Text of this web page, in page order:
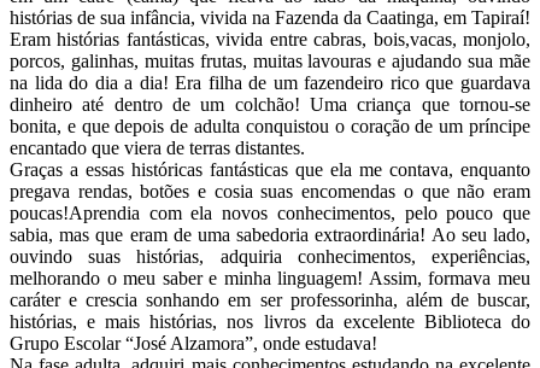
histórias de sua infância, vivida na Fazenda da Caatinga, em Tapiraí!
Eram histórias fantásticas, vivida entre cabras, bois,vacas, monjolo,
porcos, galinhas, muitas frutas, muitas lavouras e ajudando sua mãe
na lida do dia a dia! Era filha de um fazendeiro rico que guardava
dinheiro até dentro de um colchão! Uma criança que tornou-se
bonita, e que depois de adulta conquistou o coração de um príncipe
encantado que viera de terras distantes.
Graças a essas históricas fantásticas que ela me contava, enquanto
pregava rendas, botões e cosia suas encomendas o que não eram
poucas!Aprendia com ela novos conhecimentos, pelo pouco que
sabia, mas que eram de uma sabedoria extraordinária! Ao seu lado,
ouvindo suas histórias, adquiria conhecimentos, experiências,
melhorando o meu saber e minha linguagem! Assim, formava meu
caráter e crescia sonhando em ser professorinha, além de buscar,
histórias, e mais histórias, nos livros da excelente Biblioteca do
Grupo Escolar “José Alzamora”, onde estudava!